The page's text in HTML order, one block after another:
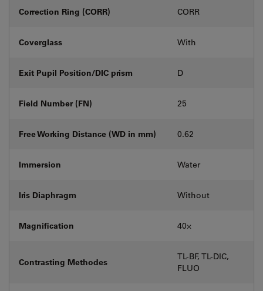
Correction Ring (CORR) CORR
Coverglass With
Exit Pupil Position/DIC prism D
Field Number (FN) 25
Free Working Distance (WD in mm) 0.62
Immersion Water
Iris Diaphragm Without
Magnification 40⨉
Contrasting Methodes
TL-BF, TL-DIC,
FLUO